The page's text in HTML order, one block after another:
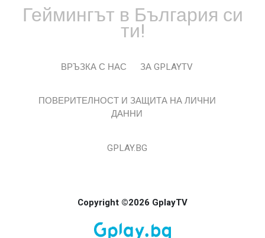
Геймингът в България си
ти!
ВРЪЗКА С НАС ЗА GPLAYTV
ПОВЕРИТЕЛНОСТ И ЗАЩИТА НА ЛИЧНИ
ДАННИ
GPLAY.BG
Copyright ©2026 GplayTV